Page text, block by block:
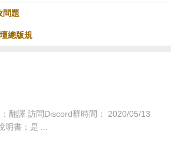
問題
總版規
翻譯 訪問Discord群時間： 2020/05/13
書：是 ...